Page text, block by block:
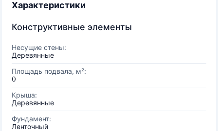
Характеристики
Конструктивные элементы
Несущие стены:
Деревянные
Площадь подвала, м²:
0
Крыша:
Деревянные
Фундамент:
Ленточный